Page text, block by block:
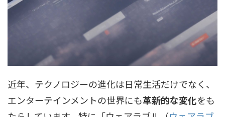
近年、テクノロジーの進化は日常生活だけでなく、
エンターテインメントの世界にも革新的な変化をも